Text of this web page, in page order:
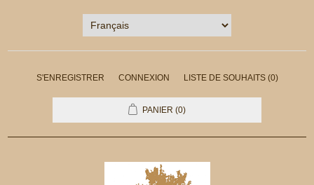
S'ENREGISTRER CONNEXION LISTE DE SOUHAITS (0)
PANIER (0)